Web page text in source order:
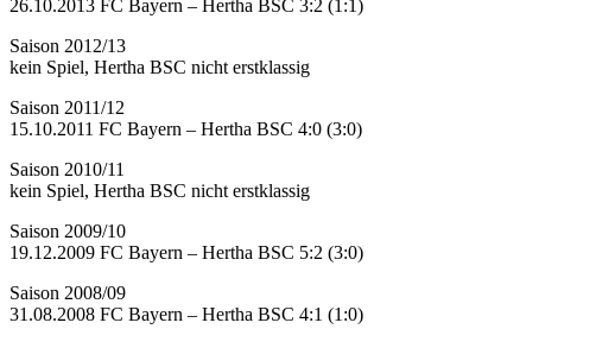
26.10.2013 FC Bayern – Hertha BSC 3:2 (1:1)
Saison 2012/13
kein Spiel, Hertha BSC nicht erstklassig
Saison 2011/12
15.10.2011 FC Bayern – Hertha BSC 4:0 (3:0)
Saison 2010/11
kein Spiel, Hertha BSC nicht erstklassig
Saison 2009/10
19.12.2009 FC Bayern – Hertha BSC 5:2 (3:0)
Saison 2008/09
31.08.2008 FC Bayern – Hertha BSC 4:1 (1:0)